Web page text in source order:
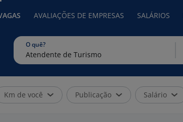
AVALIAÇÕES DE EMPRESAS SALÁRIOS
O quê?
Km de você Publicação Salário